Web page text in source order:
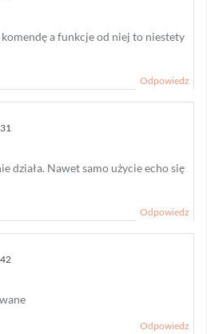
a funkcje od niej to niestety
Odpowiedz
działa. Nawet samo użycie echo się
Odpowiedz
Odpowiedz